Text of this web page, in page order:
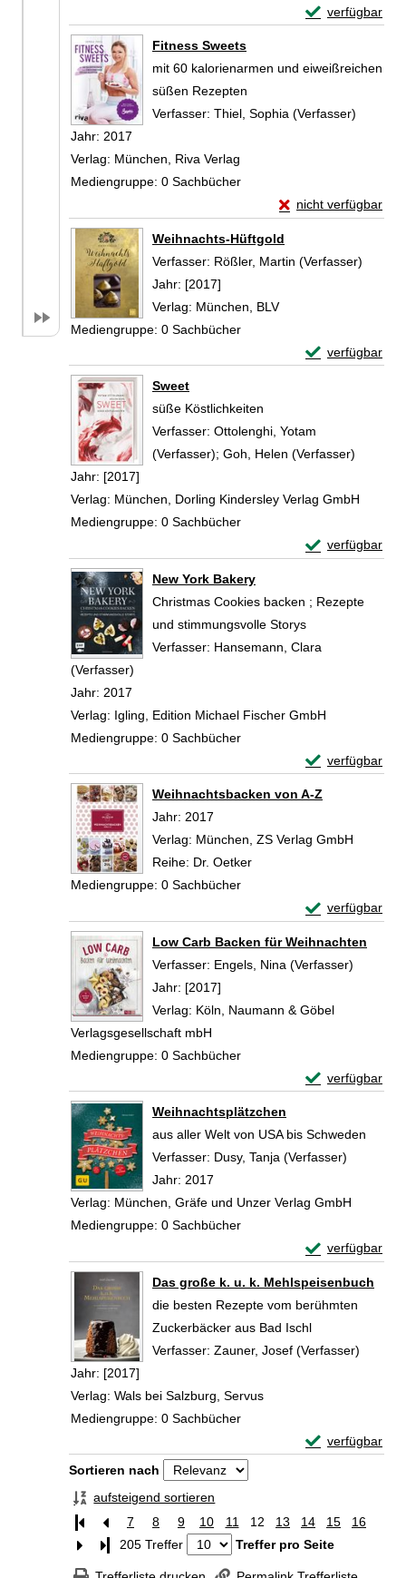
verfügbar
Exemplar-
Fitness Sweets
mit 60 kalorienarmen und eiweißreichen
süßen Rezepten
Verfasser: Thiel, Sophia (Verfasser)
Jahr: 2017
Verlag: München, Riva Verlag
Mediengruppe: 0 Sachbücher
nicht verfügbar
Exemplar-Details
Weihnachts-Hüftgold
Verfasser: Rößler, Martin (Verfasser)
Jahr: [2017]
Verlag: München, BLV
Mediengruppe: 0 Sachbücher
verfügbar
Exemplar-
Sweet
süße Köstlichkeiten
Verfasser: Ottolenghi, Yotam
(Verfasser); Goh, Helen (Verfasser)
Jahr: [2017]
Verlag: München, Dorling Kindersley Verlag GmbH
Mediengruppe: 0 Sachbücher
verfügbar
Exemplar-
New York Bakery
Christmas Cookies backen ; Rezepte
und stimmungsvolle Storys
Verfasser: Hansemann, Clara
(Verfasser)
Jahr: 2017
Verlag: Igling, Edition Michael Fischer GmbH
Mediengruppe: 0 Sachbücher
verfügbar
Exemplar-
Weihnachtsbacken von A-Z
Suche nach diesem Verfasser
Jahr: 2017
Verlag: München, ZS Verlag GmbH
Reihe: Dr. Oetker
Mediengruppe: 0 Sachbücher
verfügbar
Exemplar-
Low Carb Backen für Weihnachten
Verfasser: Engels, Nina (Verfasser)
Jahr: [2017]
Verlag: Köln, Naumann & Göbel
Verlagsgesellschaft mbH
Mediengruppe: 0 Sachbücher
verfügbar
Exemplar-
Weihnachtsplätzchen
aus aller Welt von USA bis Schweden
Verfasser: Dusy, Tanja (Verfasser)
Jahr: 2017
Verlag: München, Gräfe und Unzer Verlag GmbH
Mediengruppe: 0 Sachbücher
verfügbar
Exemplar-
Das große k. u. k. Mehlspeisenbuch
die besten Rezepte vom berühmten
Zuckerbäcker aus Bad Ischl
Verfasser: Zauner, Josef (Verfasser)
Jahr: [2017]
Verlag: Wals bei Salzburg, Servus
Mediengruppe: 0 Sachbücher
verfügbar
Exemplar-
Zu den Suchfiltern springen
Sortieren nach
aufsteigend sortieren
7
8 9 10 11 12 13 14 15
16
Letzte Seite
205 Treffer Treffer pro Seite